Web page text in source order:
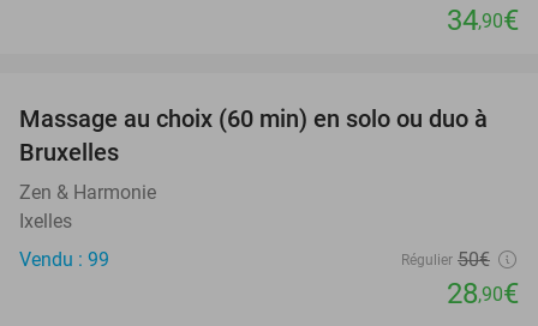
34,90€
42%
Massage au choix (60 min) en solo ou duo à
Bruxelles
Zen & Harmonie
Ixelles
Vendu : 99
Régulier 50€
28,90€